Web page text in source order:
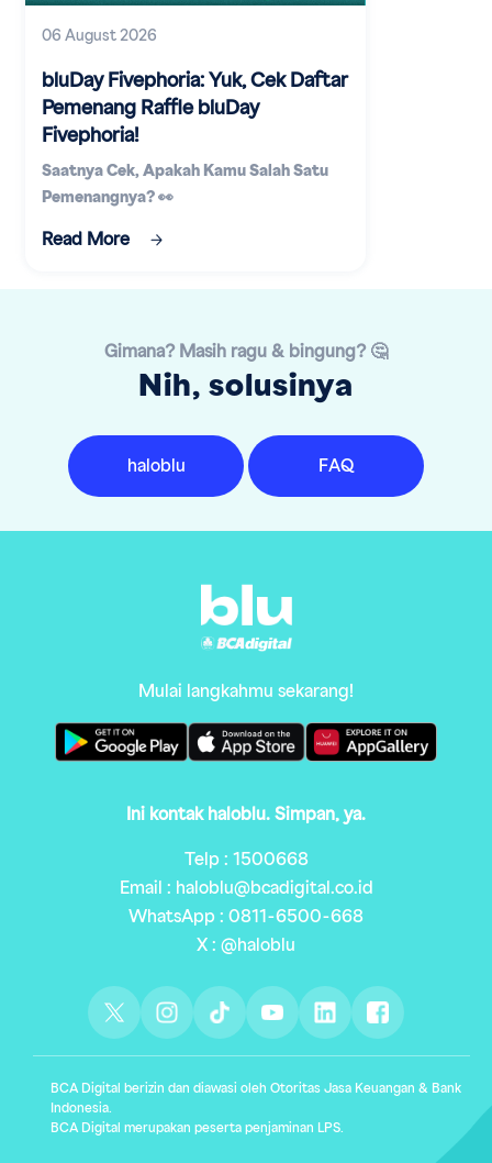
06 August 2026
bluDay Fivephoria: Yuk, Cek Daftar
Pemenang Raffle bluDay
Fivephoria!
Saatnya Cek, Apakah Kamu Salah Satu
Pemenangnya? 👀
Read More
Gimana? Masih ragu & bingung? 🤔
Nih, solusinya
haloblu FAQ
Mulai langkahmu sekarang!
Ini kontak haloblu. Simpan, ya.
Telp : 1500668
Email : haloblu@bcadigital.co.id
WhatsApp : 0811-6500-668
X : @haloblu
BCA Digital berizin dan diawasi oleh Otoritas Jasa Keuangan & Bank
Indonesia.
BCA Digital merupakan peserta penjaminan LPS.